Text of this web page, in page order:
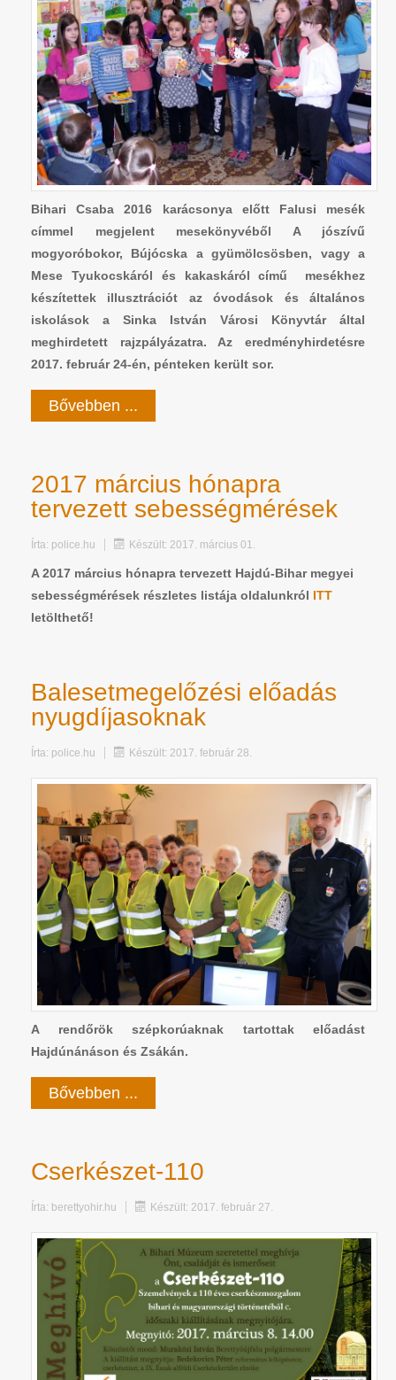
Bihari Csaba 2016 karácsonya előtt Falusi mesék
címmel megjelent mesekönyvéből A jószívű
mogyoróbokor, Bújócska a gyümölcsösben, vagy a
Mese Tyukocskáról és kakaskáról című mesékhez
készítettek illusztrációt az óvodások és általános
iskolások a Sinka István Városi Könyvtár által
meghirdetett rajzpályázatra. Az eredményhirdetésre
2017. február 24-én, pénteken került sor.
Bővebben ...
2017 március hónapra
tervezett sebességmérések
Írta: police.hu Készült: 2017. március 01.
A 2017 március hónapra tervezett Hajdú-Bihar megyei
sebességmérések részletes listája oldalunkról ITT
letölthető!
Balesetmegelőzési előadás
nyugdíjasoknak
Írta: police.hu Készült: 2017. február 28.
A rendőrök szépkorúaknak tartottak előadást
Hajdúnánáson és Zsákán.
Bővebben ...
Cserkészet-110
Írta: berettyohir.hu Készült: 2017. február 27.